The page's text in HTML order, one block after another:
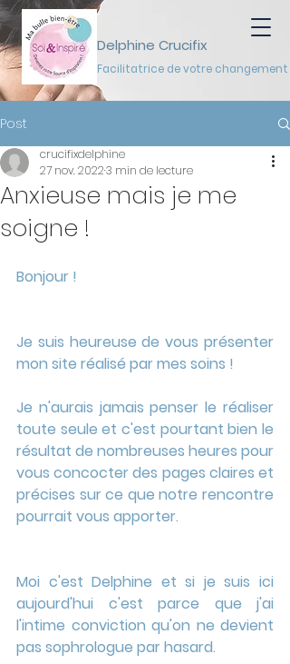
Delphine Crucifix
Facilitatrice de votre changement
Post
Anxieuse mais je me
soigne !
crucifixdelphine
27 nov. 20223 min de lecture
Bonjour !
Je suis heureuse de vous présenter
mon site réalisé par mes soins !
Je n'aurais jamais penser le réaliser
toute seule et c'est pourtant bien le
résultat de nombreuses heures pour
vous concocter des pages claires et
précises sur ce que notre rencontre
pourrait vous apporter.
Moi c'est Delphine et si je suis ici
aujourd'hui c'est parce que j'ai
l'intime conviction qu'on ne devient
pas sophrologue par hasard.